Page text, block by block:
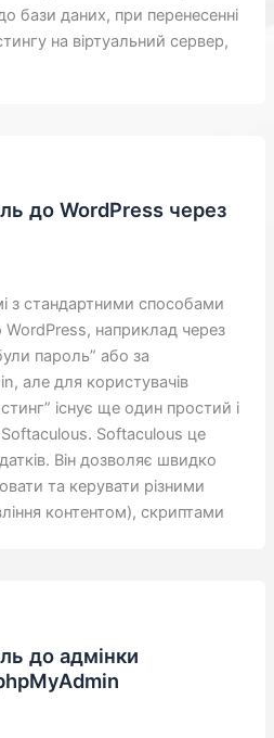
бази даних, при перенесенні
на віртуальний сервер,
до WordPress через
з стандартними способами
наприклад через
пароль” або за
але для користувачів
існує ще один простий і
Softaculous це
Він дозволяє швидко
та керувати різними
контентом), скриптами
до адмінки